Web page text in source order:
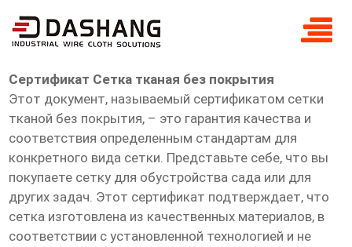
сертификат Сетка тканая без
покрытия
Сертификат Сетка тканая без покрытия
Этот документ, называемый сертификатом сетки
тканой без покрытия, – это гарантия качества и
соответствия определенным стандартам для
конкретного вида сетки. Представьте себе, что вы
покупаете сетку для обустройства сада или для
других задач. Этот сертификат подтверждает, что
сетка изготовлена из качественных материалов, в
соответствии с установленной технологией и не